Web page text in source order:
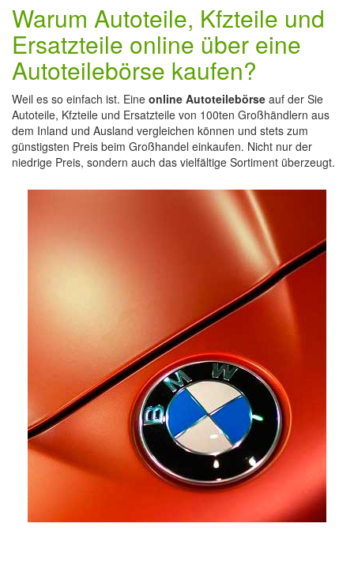
Warum Autoteile, Kfzteile und
Ersatzteile online über eine
Autoteilebörse kaufen?
Weil es so einfach ist. Eine online Autoteilebörse auf der Sie
Autoteile, Kfzteile und Ersatzteile von 100ten Großhändlern aus
dem Inland und Ausland vergleichen können und stets zum
günstigsten Preis beim Großhandel einkaufen. Nicht nur der
niedrige Preis, sondern auch das vielfältige Sortiment überzeugt.